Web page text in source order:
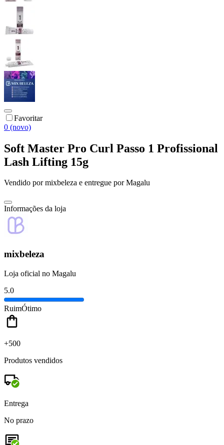
Favoritar
0 (novo)
Soft Master Pro Curl Passo 1 Profissional
Lash Lifting 15g
Vendido pormixbeleza e entregue por Magalu
Informações da loja
mixbeleza
Loja oficial no Magalu
5.0
RuimÓtimo
+500
Produtos vendidos
Entrega
No prazo